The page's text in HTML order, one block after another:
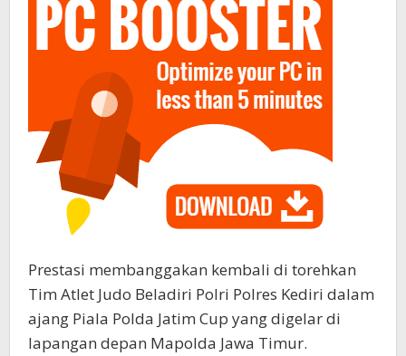
Prestasi membanggakan kembali di torehkan
Tim Atlet Judo Beladiri Polri Polres Kediri dalam
ajang Piala Polda Jatim Cup yang digelar di
lapangan depan Mapolda Jawa Timur.